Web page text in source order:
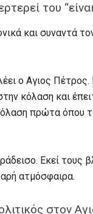
του
και συναντά
ο Αγιος
κόλαση και
πρώτα όπου
Εκεί τους
ατμόσφαιρα.
στον